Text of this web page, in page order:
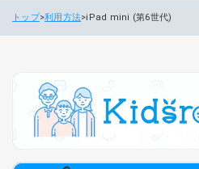
トップ 利用方法 iPad mini (第6世代)